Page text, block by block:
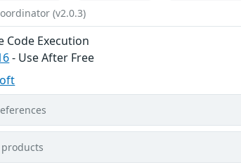
(v2.0.3)
Code Execution
- Use After Free
products